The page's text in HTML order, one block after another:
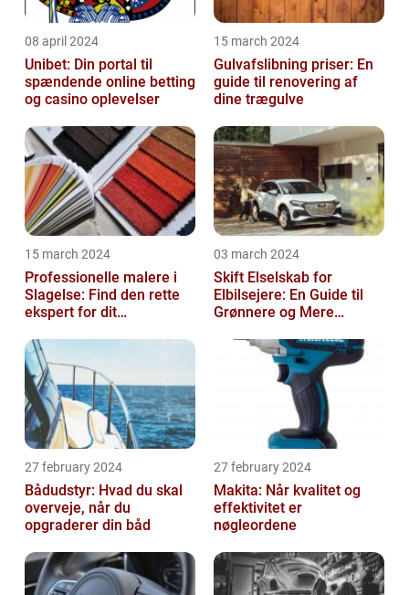
08 april 2024
Unibet: Din portal til
spændende online betting
og casino oplevelser
15 march 2024
Gulvafslibning priser: En
guide til renovering af
dine trægulve
15 march 2024
Professionelle malere i
Slagelse: Find den rette
ekspert for dit
03 march 2024
Skift Elselskab for
Elbilsejere: En Guide til
Grønnere og Mere
27 february 2024
Bådudstyr: Hvad du skal
overveje, når du
opgraderer din båd
27 february 2024
Makita: Når kvalitet og
effektivitet er
nøgleordene